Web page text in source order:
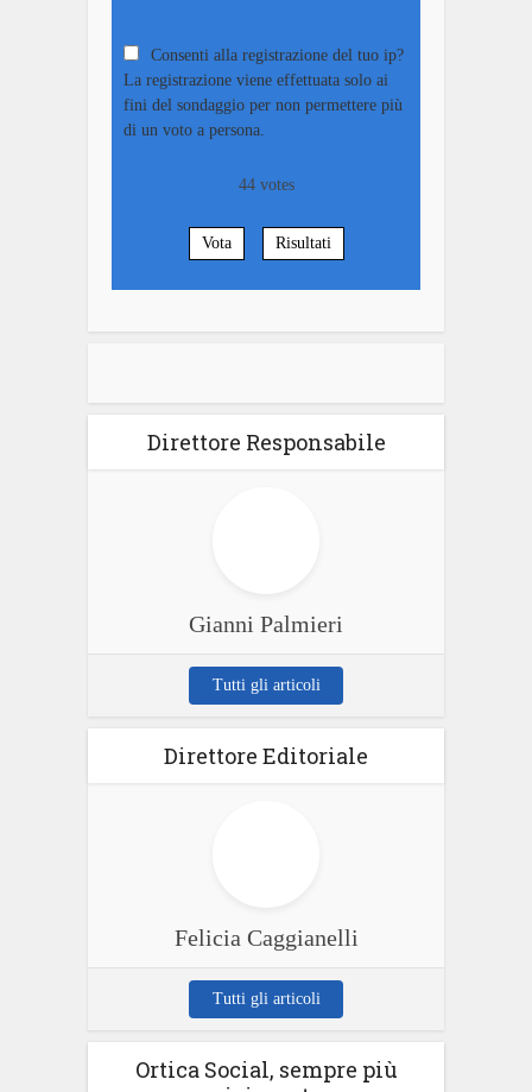
Consenti alla registrazione del tuo ip?
La registrazione viene effettuata solo ai
fini del sondaggio per non permettere più
di un voto a persona.
44votes
Vota Risultati
Direttore Responsabile
Gianni Palmieri
Tutti gli articoli
Direttore Editoriale
Felicia Caggianelli
Tutti gli articoli
Ortica Social, sempre più